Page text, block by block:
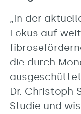
„In der
Fokus auf
die durch
Dr. Christoph
Studie und